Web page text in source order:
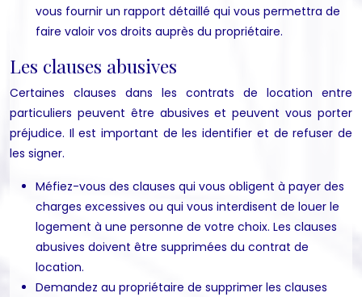
vous fournir un rapport détaillé qui vous permettra de
faire valoir vos droits auprès du propriétaire.
Les clauses abusives
Certaines clauses dans les contrats de location entre
particuliers peuvent être abusives et peuvent vous porter
préjudice. Il est important de les identifier et de refuser de
les signer.
Méfiez-vous des clauses qui vous obligent à payer des
charges excessives ou qui vous interdisent de louer le
logement à une personne de votre choix. Les clauses
abusives doivent être supprimées du contrat de
location.
Demandez au propriétaire de supprimer les clauses